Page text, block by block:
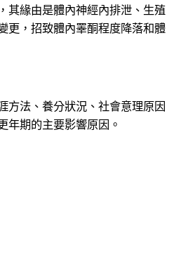
其緣由是體內神經內排泄、生殖
更，招致體內睪酮程度降落和體
方法、養分狀況、社會意理原因
年期的主要影響原因。